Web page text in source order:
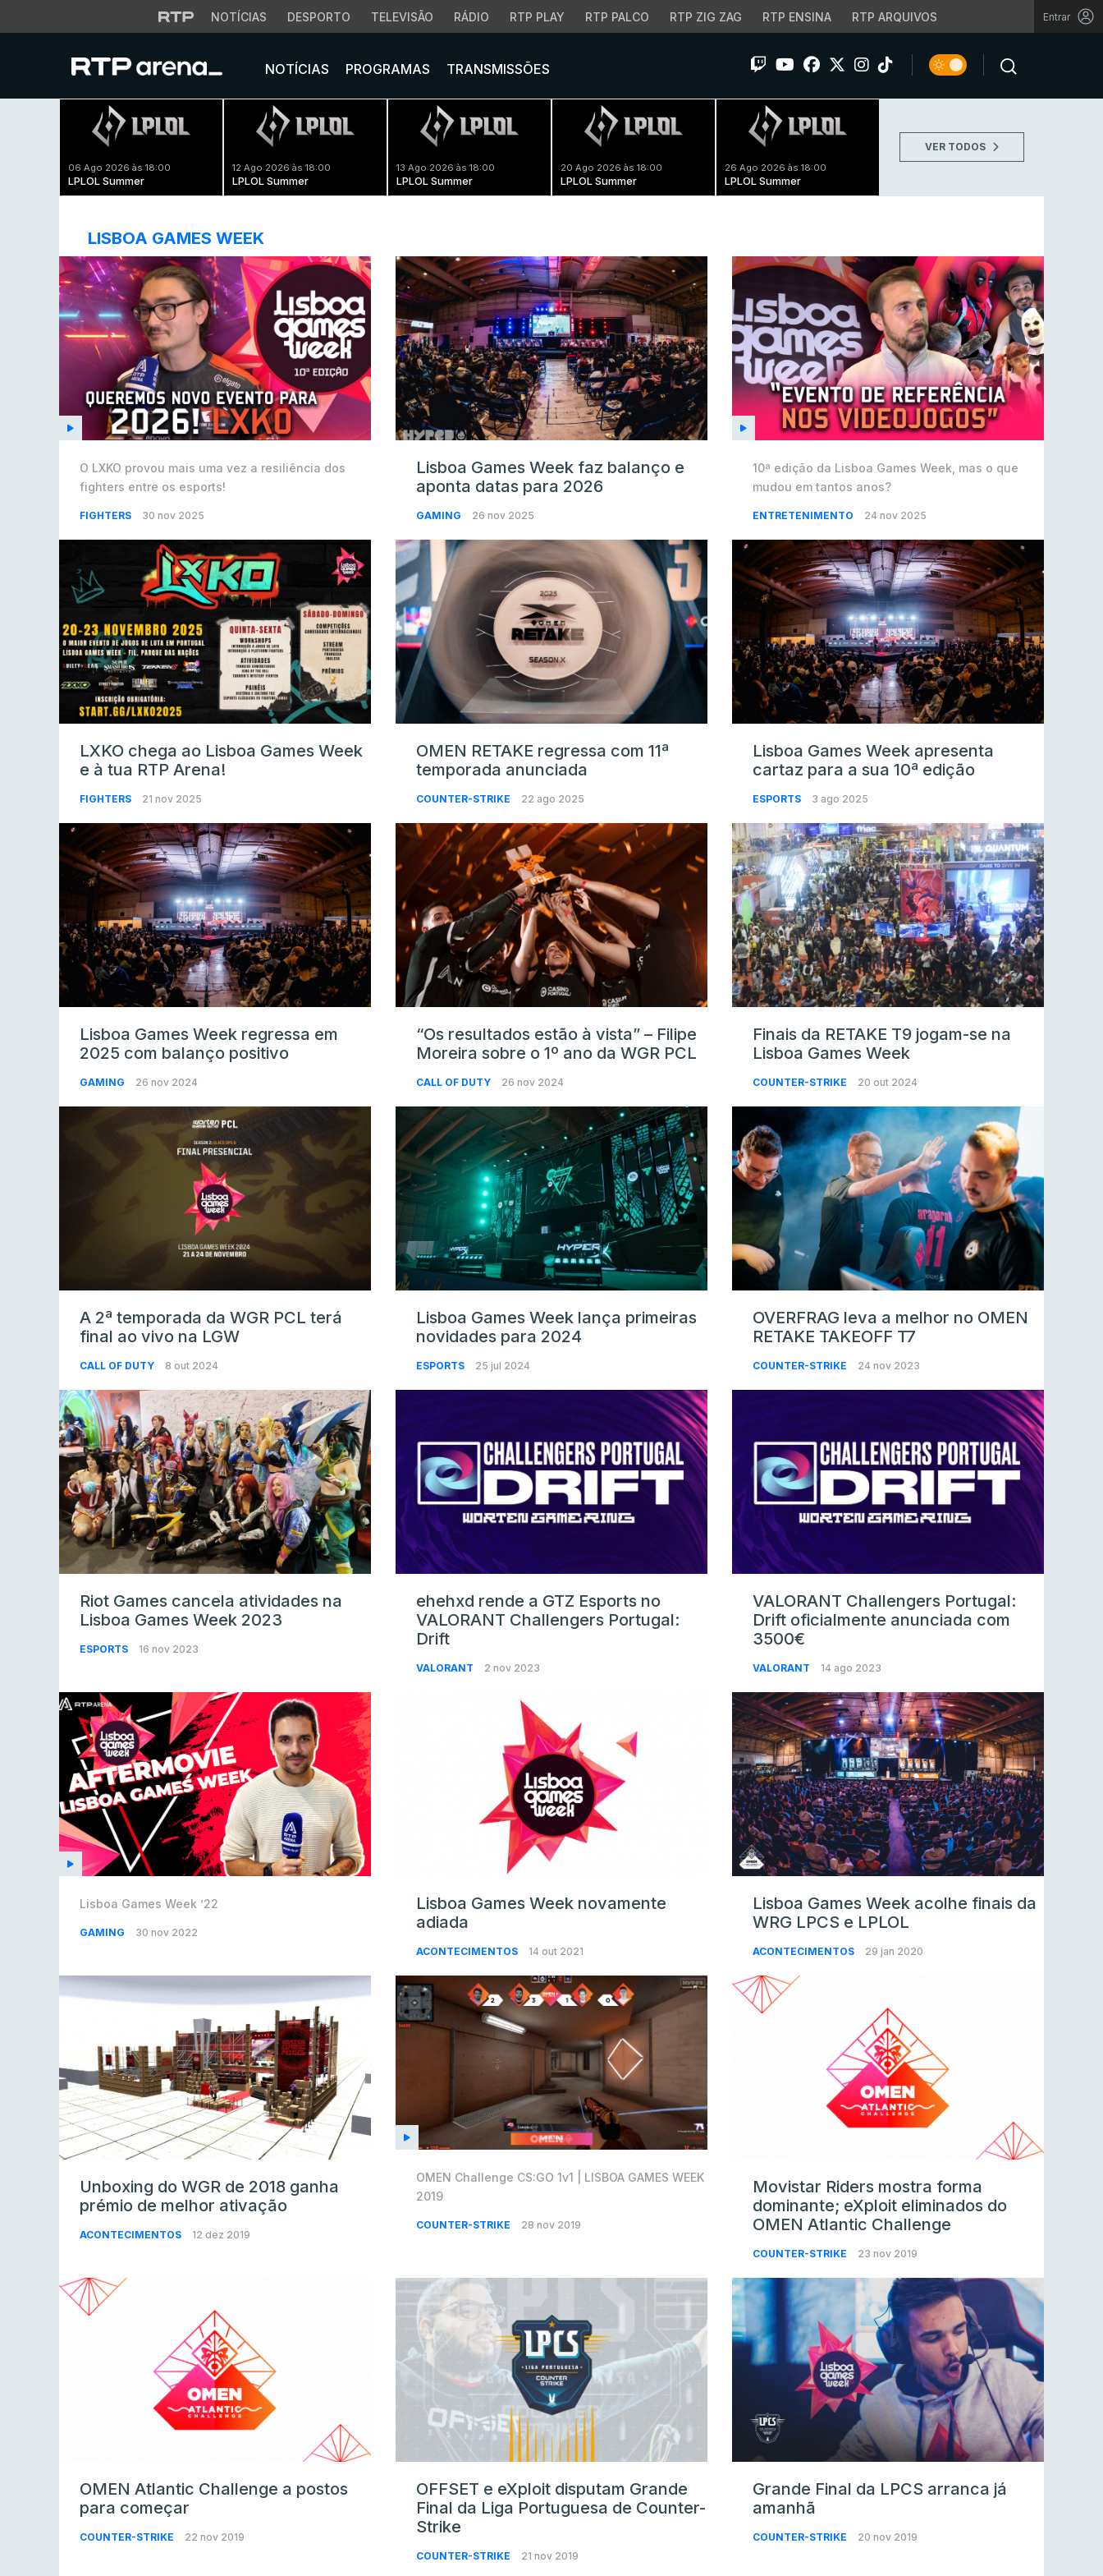
NOTÍCIAS DESPORTO TELEVISÃO RÁDIO RTP PLAY RTP PALCO RTP ZIG ZAG RTP ENSINA RTP ARQUIVOS Entrar
NOTÍCIAS PROGRAMAS TRANSMISSÕES
06 Ago 2026 às 18:00
LPLOL Summer
12 Ago 2026 às 18:00
LPLOL Summer
13 Ago 2026 às 18:00
LPLOL Summer
20 Ago 2026 às 18:00
LPLOL Summer
26 Ago 2026 às 18:00
LPLOL Summer
VER TODOS
LISBOA GAMES WEEK
O LXKO provou mais uma vez a resiliência dos
fighters entre os esports!
FIGHTERS 30 nov 2025
Lisboa Games Week faz balanço e
aponta datas para 2026
GAMING 26 nov 2025
10ª edição da Lisboa Games Week, mas o que
mudou em tantos anos?
ENTRETENIMENTO 24 nov 2025
LXKO chega ao Lisboa Games Week
e à tua RTP Arena!
FIGHTERS 21 nov 2025
OMEN RETAKE regressa com 11ª
temporada anunciada
COUNTER-STRIKE 22 ago 2025
Lisboa Games Week apresenta
cartaz para a sua 10ª edição
ESPORTS 3 ago 2025
Lisboa Games Week regressa em
2025 com balanço positivo
GAMING 26 nov 2024
“Os resultados estão à vista” – Filipe
Moreira sobre o 1º ano da WGR PCL
CALL OF DUTY 26 nov 2024
Finais da RETAKE T9 jogam-se na
Lisboa Games Week
COUNTER-STRIKE 20 out 2024
A 2ª temporada da WGR PCL terá
final ao vivo na LGW
CALL OF DUTY 8 out 2024
Lisboa Games Week lança primeiras
novidades para 2024
ESPORTS 25 jul 2024
OVERFRAG leva a melhor no OMEN
RETAKE TAKEOFF T7
COUNTER-STRIKE 24 nov 2023
Riot Games cancela atividades na
Lisboa Games Week 2023
ESPORTS 16 nov 2023
ehehxd rende a GTZ Esports no
VALORANT Challengers Portugal:
Drift
VALORANT 2 nov 2023
VALORANT Challengers Portugal:
Drift oficialmente anunciada com
3500€
VALORANT 14 ago 2023
Lisboa Games Week ’22
GAMING 30 nov 2022
Lisboa Games Week novamente
adiada
ACONTECIMENTOS 14 out 2021
Lisboa Games Week acolhe finais da
WRG LPCS e LPLOL
ACONTECIMENTOS 29 jan 2020
Unboxing do WGR de 2018 ganha
prémio de melhor ativação
ACONTECIMENTOS 12 dez 2019
OMEN Challenge CS:GO 1v1 | LISBOA GAMES WEEK
2019
COUNTER-STRIKE 28 nov 2019
Movistar Riders mostra forma
dominante; eXploit eliminados do
OMEN Atlantic Challenge
COUNTER-STRIKE 23 nov 2019
OMEN Atlantic Challenge a postos
para começar
COUNTER-STRIKE 22 nov 2019
OFFSET e eXploit disputam Grande
Final da Liga Portuguesa de Counter-
Strike
COUNTER-STRIKE 21 nov 2019
Grande Final da LPCS arranca já
amanhã
COUNTER-STRIKE 20 nov 2019